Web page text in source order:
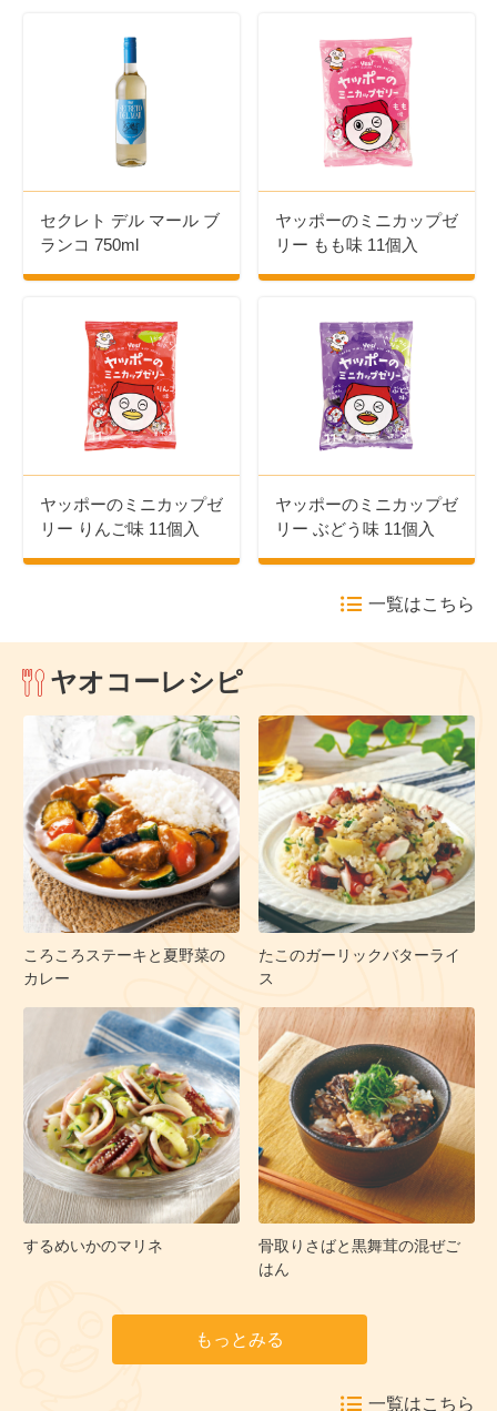
セクレト デル マール ブ
ランコ 750ml
ヤッポーのミニカップゼ
リー もも味 11個入
ヤッポーのミニカップゼ
リー りんご味 11個入
ヤッポーのミニカップゼ
リー ぶどう味 11個入
一覧はこちら
ヤオコーレシピ
ころころステーキと夏野菜の
カレー
たこのガーリックバターライ
ス
するめいかのマリネ
骨取りさばと黒舞茸の混ぜご
はん
もっとみる
一覧はこちら